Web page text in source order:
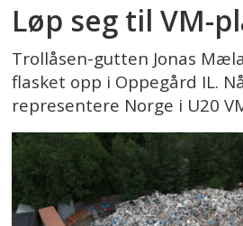
Løp seg til VM-
Trollåsen-gutten Jonas
flasket opp i Oppegård IL.
representere Norge i U20